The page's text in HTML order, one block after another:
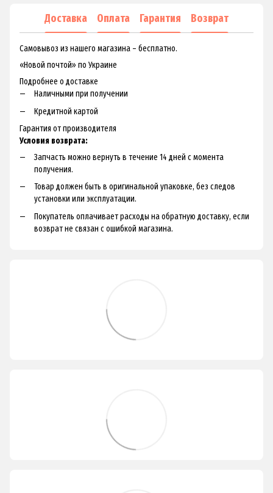
Доставка Оплата Гарантия Возврат
Самовывоз из нашего магазина – бесплатно.
«Новой почтой» по Украине
Подробнее о доставке
Наличными при получении
Кредитной картой
Гарантия от производителя
Условия возврата:
Запчасть можно вернуть в течение 14 дней с момента
получения.
Товар должен быть в оригинальной упаковке, без следов
установки или эксплуатации.
Покупатель оплачивает расходы на обратную доставку, если
возврат не связан с ошибкой магазина.